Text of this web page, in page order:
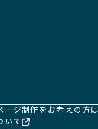
ージ制作をお考えの方
いて